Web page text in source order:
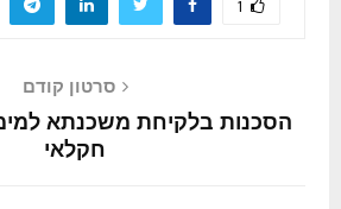
1
סרטון קודם
הסכנות בלקיחת משכנתא
חקלאי